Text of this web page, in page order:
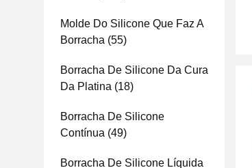
Molde Do Silicone Que Faz A
Borracha (55)
Borracha De Silicone Da Cura
Da Platina (18)
Borracha De Silicone
Contínua (49)
Borracha De Silicone Líquida